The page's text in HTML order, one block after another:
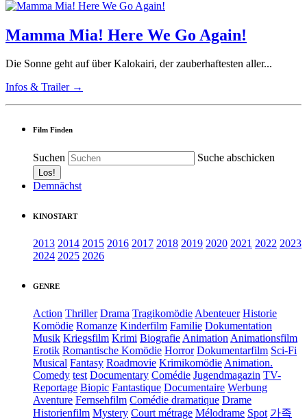
Mamma Mia! Here We Go Again!
Die Sonne geht auf über Kalokairi, der zauberhaftesten aller...
Infos & Trailer →
Film Finden
Suchen Suche abschicken
Demnächst
KINOSTART
2013 2014 2015 2016 2017 2018 2019 2020 2021 2022 2023
2024 2025 2026
GENRE
Action Thriller Drama Tragikomödie Abenteuer Historie
Komödie Romanze Kinderfilm Familie Dokumentation
Musik Kriegsfilm Krimi Biografie Animation Animationsfilm
Erotik Romantische Komödie Horror Dokumentarfilm Sci-Fi
Musical Fantasy Roadmovie Krimikomödie Animation.
Comedy test Documentary Comédie Jugendmagazin TV-
Reportage Biopic Fantastique Documentaire Werbung
Aventure Fernsehfilm Comédie dramatique Drame
Historienfilm Mystery Court métrage Mélodrame Spot 가족